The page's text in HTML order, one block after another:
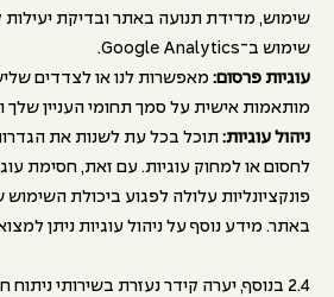
שימוש, מדידת תנועה באתר ובדיקת יעילות
שימוש ב־Google Analytics.
עוגיות פרסום: מאפשרות לנו או לצדדים
מותאמות אישית על סמך תחומי העניין שלך
ניהול עוגיות: תוכל בכל עת לשנות את
לחסום או למחוק עוגיות. עם זאת, חסימת
פונקציונליות עלולה לפגוע ביכולת
באתר. מידע נוסף על ניהול עוגיות ניתן